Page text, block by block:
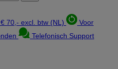
70,- excl. btw (NL)
Voor
Telefonisch Support